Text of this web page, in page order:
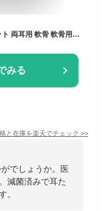
ピアッサー 14G 医療用ステンレス 2個セット 両耳用 軟骨 軟骨用ピアッサー 軟骨ピアッサー セイフティピアッサー 軟骨ピアス ボディピアス ボディピ ピアス ファーストピアス ピアッシング 耳たぶ 穴あけ ヘリックス 減菌済 なんこつぴあす 凛 【両耳用・2個セット】
みる
と在庫を楽天でチェック >>
でしょうか。医
減菌済みで耳た
。